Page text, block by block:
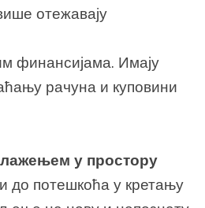
отежавају
финансијама. Имају
рачуна и куповини
у простору
до потешкоћа у кретању